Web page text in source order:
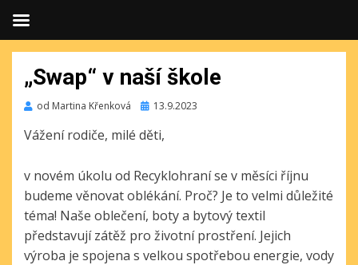
„Swap“ v naší škole
od Martina Křenková Publikováno
13.9.2023
Vážení rodiče, milé děti,
v novém úkolu od Recyklohraní se v měsíci říjnu
budeme věnovat oblékání. Proč? Je to velmi důležité
téma! Naše oblečení, boty a bytový textil
představují zátěž pro životní prostření. Jejich
výroba je spojena s velkou spotřebou energie, vody